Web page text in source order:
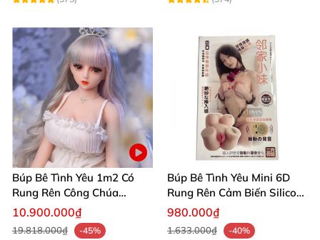
Búp Bê Tình Yêu 1m2 Có
Rung Rên Công Chúa
Anime Xinh Đẹp
10.900.000₫
19.818.000₫
-45%
Búp Bê Tình Yêu Mini 6D
Rung Rên Cảm Biến Silicon
Mềm Mịn
980.000₫
1.633.000₫
-40%